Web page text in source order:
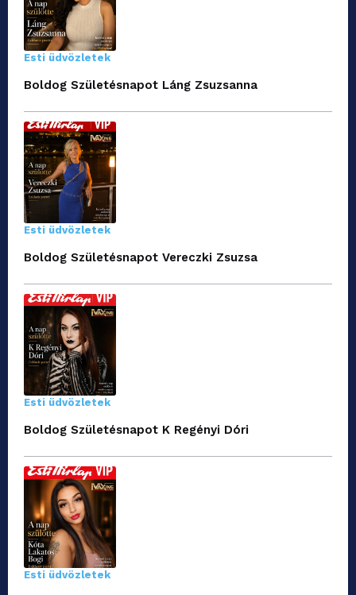
Esti üdvözletek
Boldog Születésnapot Láng Zsuzsanna
Esti üdvözletek
Boldog Születésnapot Vereczki Zsuzsa
Esti üdvözletek
Boldog Születésnapot K Regényi Dóri
Esti üdvözletek